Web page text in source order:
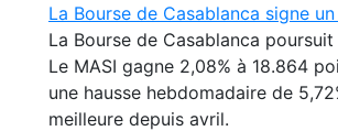
La Bourse de Casablanca signe
La Bourse de Casablanca
Le MASI gagne 2,08% à 18.864
une hausse hebdomadaire de
meilleure depuis avril.